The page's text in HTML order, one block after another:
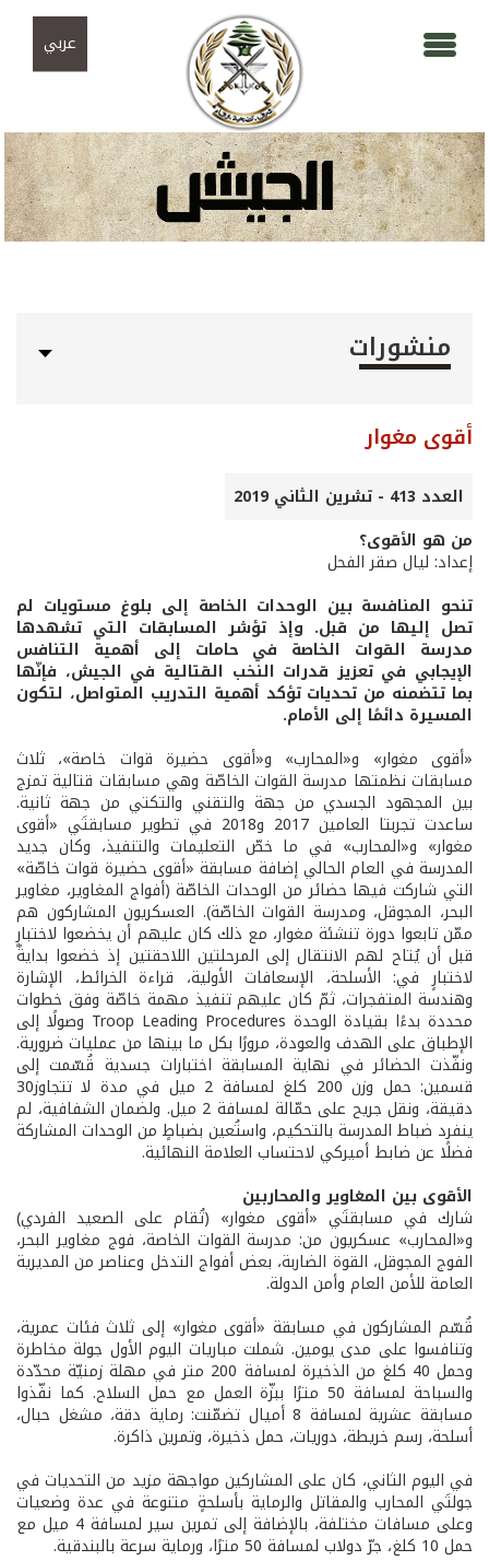
عربي
منشورات
أقوى مغوار
العدد 413 - تشرين الثاني 2019
من هو الأقوى؟
إعداد: ليال صقر الفحل
تنحو المنافسة بين الوحدات الخاصة إلى بلوغ مستويات لم
تصل إليها من قبل. وإذ تؤشر المسابقات التي تشهدها
مدرسة القوات الخاصة في حامات إلى أهمية التنافس
الإيجابي في تعزيز قدرات النخب القتالية في الجيش، فإنّها
بما تتضمنه من تحديات تؤكد أهمية التدريب المتواصل، لتكون
المسيرة دائمًا إلى الأمام.
«أقوى مغوار» و«المحارب» و«أقوى حضيرة قوات خاصة»، ثلاث
مسابقات نظمتها مدرسة القوات الخاصّة وهي مسابقات قتالية تمزج
بين المجهود الجسدي من جهة والتقني والتكتي من جهة ثانية.
ساعدت تجربتا العامين 2017 و2018 في تطوير مسابقتَي «أقوى
مغوار» و«المحارب» في ما خصّ التعليمات والتنفيذ، وكان جديد
المدرسة في العام الحالي إضافة مسابقة «أقوى حضيرة قوات خاصّة»
التي شاركت فيها حضائر من الوحدات الخاصّة (أفواج المغاوير، مغاوير
البحر، المجوقل، ومدرسة القوات الخاصّة). العسكريون المشاركون هم
ممّن تابعوا دورة تنشئة مغوار، مع ذلك كان عليهم أن يخضعوا لاختبارٍ
قبل أن يُتاح لهم الانتقال إلى المرحلتين اللاحقتين إذ خضعوا بدايةً
لاختبارٍ في: الأسلحة، الإسعافات الأولية، قراءة الخرائط، الإشارة
وهندسة المتفجرات، ثمّ كان عليهم تنفيذ مهمة خاصّة وفق خطوات
محددة بدءًا بقيادة الوحدة Troop Leading Procedures وصولًا إلى
الإطباق على الهدف والعودة، مرورًا بكل ما بينها من عمليات ضرورية.
ونفّذت الحضائر في نهاية المسابقة اختبارات جسدية قُسّمت إلى
قسمين: حمل وزن 200 كلغ لمسافة 2 ميل في مدة لا تتجاوز30
دقيقة، ونقل جريح على حمّالة لمسافة 2 ميل. ولضمان الشفافية، لم
ينفرد ضباط المدرسة بالتحكيم، واستُعين بضباطٍ من الوحدات المشاركة
فضلًا عن ضابط أميركي لاحتساب العلامة النهائية.
الأقوى بين المغاوير والمحاربين
شارك في مسابقتَي «أقوى مغوار» (تُقام على الصعيد الفردي)
و«المحارب» عسكريون من: مدرسة القوات الخاصة، فوج مغاوير البحر،
الفوج المجوقل، القوة الضاربة، بعض أفواج التدخل وعناصر من المديرية
العامة للأمن العام وأمن الدولة.
قُسّم المشاركون في مسابقة «أقوى مغوار» إلى ثلاث فئات عمرية،
وتنافسوا على مدى يومين. شملت مباريات اليوم الأول جولة مخاطرة
وحمل 40 كلغ من الذخيرة لمسافة 200 متر في مهلة زمنيّة محدّدة
والسباحة لمسافة 50 مترًا ببزّة العمل مع حمل السلاح. كما نفّذوا
مسابقة عشرية لمسافة 8 أميال تضمّنت: رماية دقة، مشغل حبال،
أسلحة، رسم خريطة، دوريات، حمل ذخيرة، وتمرين ذاكرة.
في اليوم الثاني، كان على المشاركين مواجهة مزيد من التحديات في
جولتَي المحارب والمقاتل والرماية بأسلحةٍ متنوعة في عدة وضعيات
وعلى مسافات مختلفة، بالإضافة إلى تمرين سير لمسافة 4 ميل مع
حمل 10 كلغ، جرّ دولاب لمسافة 50 مترًا، ورماية سرعة بالبندقية.